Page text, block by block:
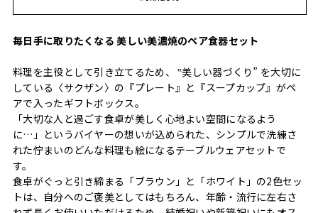
毎日手に取りたくなる 美しい美濃焼のペア食器セット
料理を主役として引き立てるため、 ‟美しい器づくり” を大切に
している〈サクザン〉の『プレート』と『スープカップ』がペ
アで入ったギフトボックス。
「大切な人と過ごす食卓が美しく心地よい空間になるよう
に…」というバイヤーの想いが込められた、シンプルで洗練さ
れた佇まいのどんな料理も絵になるテーブルウェアセットで
す。
食卓がぐっと引き締まる「ブラウン」と「ホワイト」の2色セッ
トは、自分へのご褒美としてはもちろん、年齢・流行に左右さ